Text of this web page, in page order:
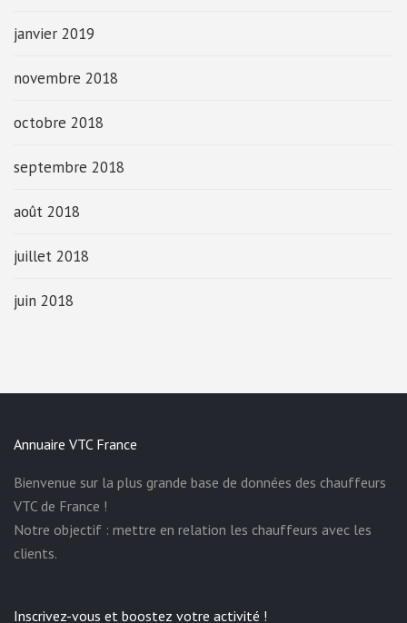
janvier 2019
novembre 2018
octobre 2018
septembre 2018
août 2018
juillet 2018
juin 2018
Annuaire VTC France
Bienvenue sur la plus grande base de données des chauffeurs
VTC de France !
Notre objectif : mettre en relation les chauffeurs avec les
clients.
Inscrivez-vous et boostez votre activité !